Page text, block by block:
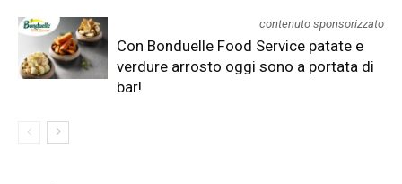
contenuto sponsorizzato
Con Bonduelle Food Service patate e
verdure arrosto oggi sono a portata di
bar!